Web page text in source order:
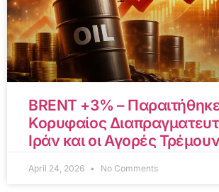
BRENT +3% –
Κορυφαίος
Ιράν και οι Αγορές Τρέμουν
April 24, 2026 No Comments